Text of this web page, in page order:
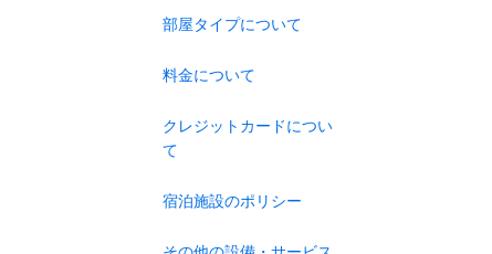
部屋タイプについて
料金について
クレジットカードについ
て
宿泊施設のポリシー